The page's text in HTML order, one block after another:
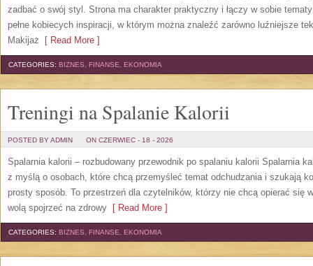
zadbać o swój styl. Strona ma charakter praktyczny i łączy w sobie
pełne kobiecych inspiracji, w którym można znaleźć zarówno luźniejsze
Makijaż [ Read More ]
CATEGORIES: BIZNES, FINANSE, EKONOMIA
Treningi na Spalanie Kalorii
POSTED BY ADMIN ON CZERWIEC - 18 - 2026
Spalarnia kalorii – rozbudowany przewodnik po spalaniu kalorii Spalarnia
z myślą o osobach, które chcą przemyśleć temat odchudzania i szukają
prosty sposób. To przestrzeń dla czytelników, którzy nie chcą opierać się
wolą spojrzeć na zdrowy [ Read More ]
CATEGORIES: BIZNES, FINANSE, EKONOMIA